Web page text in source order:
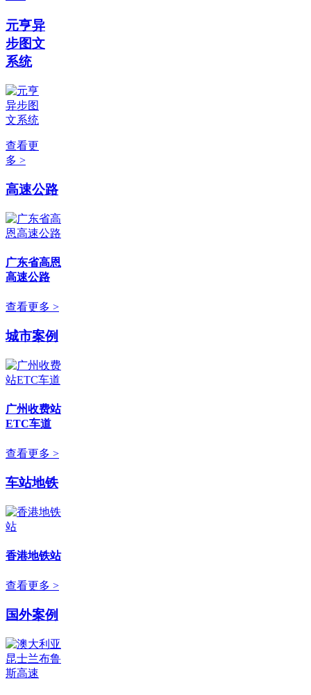
元亨异
步图文
系统
查看更
多 >
高速公路
广东省高恩
高速公路
查看更多 >
城市案例
广州收费站
ETC车道
查看更多 >
车站地铁
香港地铁站
查看更多 >
国外案例